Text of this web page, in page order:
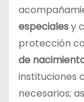
especialesy
protección
de
instituciones
necesarios;